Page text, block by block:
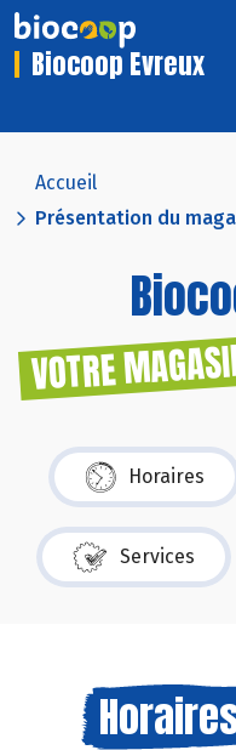
Biocoop Evreux
Accueil
Présentation du
VOTRE
Horaires
Services